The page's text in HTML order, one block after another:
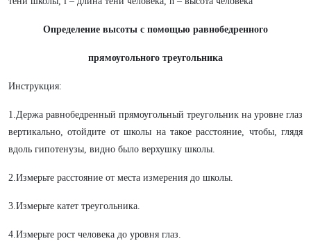
Определение высоты с помощью равнобедренного
прямоугольного треугольника
Инструкция:
1.Держа равнобедренный прямоугольный треугольник на уровне глаз
вертикально, отойдите от школы на такое расстояние, чтобы, глядя
вдоль гипотенузы, видно было верхушку школы.
2.Измерьте расстояние от места измерения до школы.
3.Измерьте катет треугольника.
4.Измерьте рост человека до уровня глаз.